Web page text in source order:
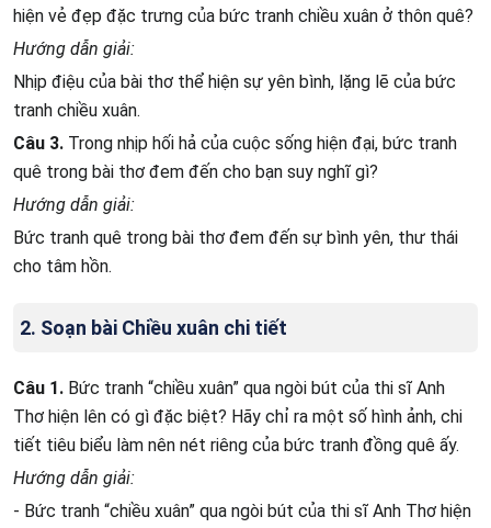
hiện vẻ đẹp đặc trưng của bức tranh chiều xuân ở thôn quê?
Hướng dẫn giải:
Nhịp điệu của bài thơ thể hiện sự yên bình, lặng lẽ của bức
tranh chiều xuân.
Câu 3. Trong nhịp hối hả của cuộc sống hiện đại, bức tranh
quê trong bài thơ đem đến cho bạn suy nghĩ gì?
Hướng dẫn giải:
Bức tranh quê trong bài thơ đem đến sự bình yên, thư thái
cho tâm hồn.
2. Soạn bài Chiều xuân chi tiết
Câu 1. Bức tranh “chiều xuân” qua ngòi bút của thi sĩ Anh
Thơ hiện lên có gì đặc biệt? Hãy chỉ ra một số hình ảnh, chi
tiết tiêu biểu làm nên nét riêng của bức tranh đồng quê ấy.
Hướng dẫn giải:
- Bức tranh “chiều xuân” qua ngòi bút của thi sĩ Anh Thơ hiện